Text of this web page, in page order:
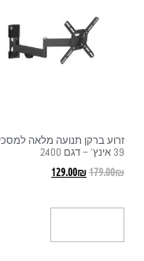
39 אינץ' – דגם 2400
179.00₪
129.00₪